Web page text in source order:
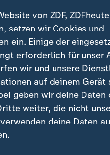
Handballer an. Das
gegen den Welt- und
2020 im Amt, sein
Öffentlichkeit waren
Magdeburg und
Nachfolger gehandelt
Kontinuität und
von ZDF,
setzen wir Cookies und
ein. Einige der
erforderlich für unser
wir und unsere
auf deinem Gerät
geben wir deine Daten
weiter, die nicht
deine Daten